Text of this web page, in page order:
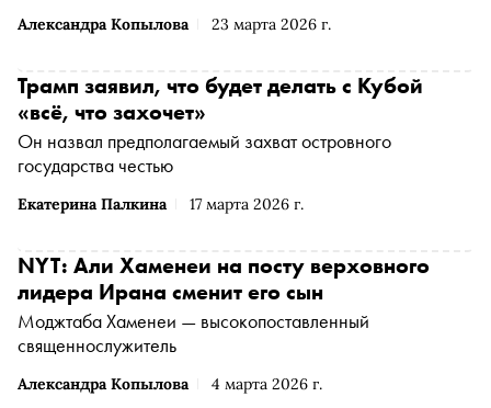
Александра Копылова 23 марта 2026 г.
Екатерина Палкина 17 марта 2026 г.
Трамп заявил, что будет делать с Кубой
«всё, что захочет»
Он назвал предполагаемый захват островного
государства честью
Александра Копылова 4 марта 2026 г.
NYT: Али Хаменеи на посту верховного
лидера Ирана сменит его сын
Моджтаба Хаменеи — высокопоставленный
священнослужитель